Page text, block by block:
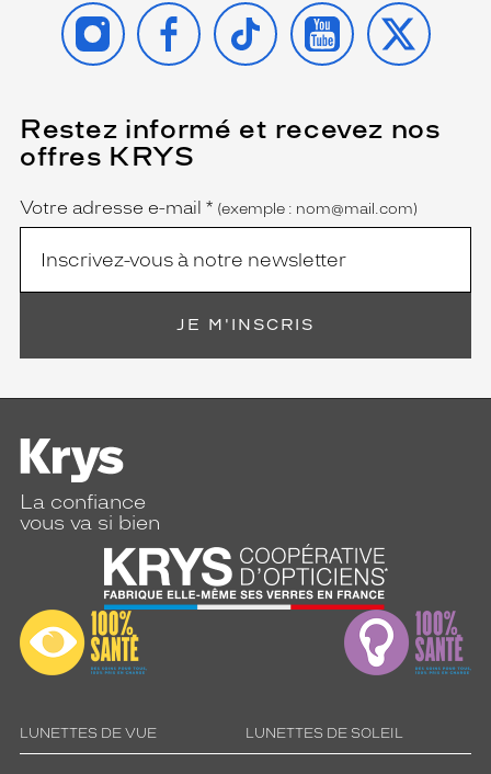
INSTAGRAMFACEBOOK
TIKTOK YOUTUBE
X
Restez informé et recevez nos
offres KRYS
Name
Votre adresse e-mail *
(Ce
champ
est
obligatoire)
(exemple : nom@mail.com)
JE M'INSCRIS
La confiance
vous va si bien
LUNETTES DE VUE LUNETTES DE SOLEIL